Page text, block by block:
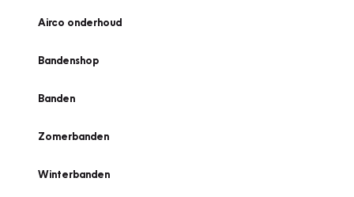
Airco onderhoud
Bandenshop
Banden
Zomerbanden
Winterbanden